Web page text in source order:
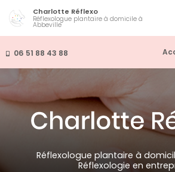
contenu
principal
06 51 88 43 88
Charlotte Réflexo
Réflexologue plantaire à domicile à
Abbeville
Réflexologue plantaire à
Réflexologie en